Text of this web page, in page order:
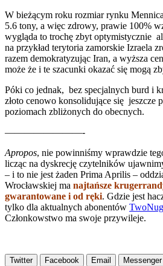
W bieżącym roku rozmiar rynku
5.6 tony, a więc zdrowy, prawie 100%
wygląda to trochę zbyt optymistycznie
na przykład terytoria zamorskie Izraela
razem demokratyzując Iran, a wyższa
może że i te szacunki okazać się mogą
Póki co jednak, bez specjalnych burd i
złoto cenowo konsolidujące się jeszcze
poziomach zbliżonych do obecnych.
————————-
Apropos, nie powinniśmy wprawdzie
licząc na dyskrecję czytelników
– i to nie jest żaden Prima Aprilis –
Wrocławskiej ma najtańsze
gwarantowane i od ręki. Gdzie jest
tylko dla aktualnych abonentów
Członkowstwo ma swoje przywileje.
Twitter Facebook Email Messenger